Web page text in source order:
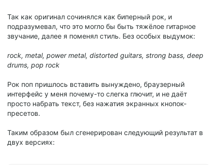
Так как оригинал сочинялся как биперный рок, и
подразумевал, что это могло бы быть тяжёлое гитарное
звучание, далее я поменял стиль. Без особых выдумок:
rock, metal, power metal, distorted guitars, strong bass, deep
drums, pop rock
Рок поп пришлось вставить вынуждено, браузерный
интерфейс у меня почему-то слегка глючит, и не даёт
просто набрать текст, без нажатия экранных кнопок-
пресетов.
Таким образом был сгенерирован следующий результат в
двух версиях: